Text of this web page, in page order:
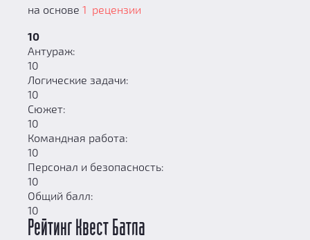
на основе 1 рецензии
10
Антураж:
10
Логические задачи:
10
Сюжет:
10
Командная работа:
10
Персонал и безопасность:
10
Общий балл:
10
Рейтинг Квест Батла